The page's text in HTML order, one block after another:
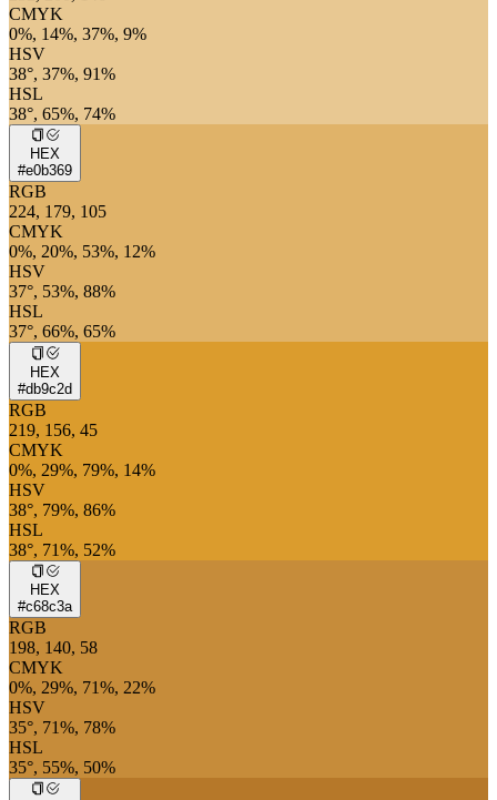
CMYK
0%, 14%, 37%, 9%
HSV
38°, 37%, 91%
HSL
38°, 65%, 74%
HEX
#e0b369
RGB
224, 179, 105
CMYK
0%, 20%, 53%, 12%
HSV
37°, 53%, 88%
HSL
37°, 66%, 65%
HEX
#db9c2d
RGB
219, 156, 45
CMYK
0%, 29%, 79%, 14%
HSV
38°, 79%, 86%
HSL
38°, 71%, 52%
HEX
#c68c3a
RGB
198, 140, 58
CMYK
0%, 29%, 71%, 22%
HSV
35°, 71%, 78%
HSL
35°, 55%, 50%